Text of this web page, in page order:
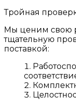
Тройная
Мы ценим свою
тщательную
поставкой: